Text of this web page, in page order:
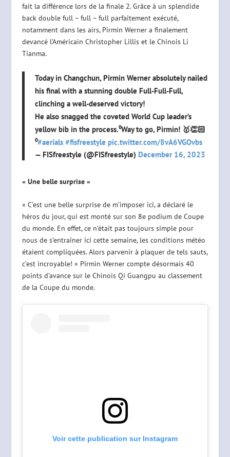
fait la différence lors de la finale 2. Grâce à un splendide
back double full – full – full parfaitement exécuté,
notamment dans les airs, Pirmin Werner a finalement
devancé l’Américain Christopher Lillis et le Chinois Li
Tianma.
Today in Changchun, Pirmin Werner absolutely nailed
his final with a stunning double Full-Full-Full,
clinching a well-deserved victory!
He also snagged the coveted World Cup leader’s
yellow bib in the process.⁰Way to go, Pirmin! 🥇👏🏻
⁰#aerials #fisfreestyle pic.twitter.com/8vA6VGOvbs
— FISfreestyle (@FISfreestyle) December 16, 2023
« Une belle surprise »
« C’est une belle surprise de m’imposer ici, a déclaré le
héros du jour, qui est monté sur son 8e podium de Coupe
du monde. En effet, ce n’était pas toujours simple pour
nous de s’entraîner ici cette semaine, les conditions météo
étaient compliquées. Alors parvenir à plaquer de tels sauts,
c’est incroyable! » Pirmin Werner compte désormais 40
points d’avance sur le Chinois Qi Guangpu au classement
de la Coupe du monde.
Voir cette publication sur Instagram